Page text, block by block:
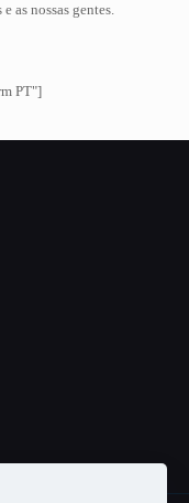
as nossas gentes.
PT"]